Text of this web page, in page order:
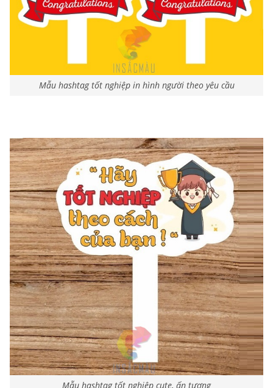
Mẫu hashtag tốt nghiệp in hình người theo yêu cầu
Mẫu hashtag tốt nghiệp cute, ấn tượng